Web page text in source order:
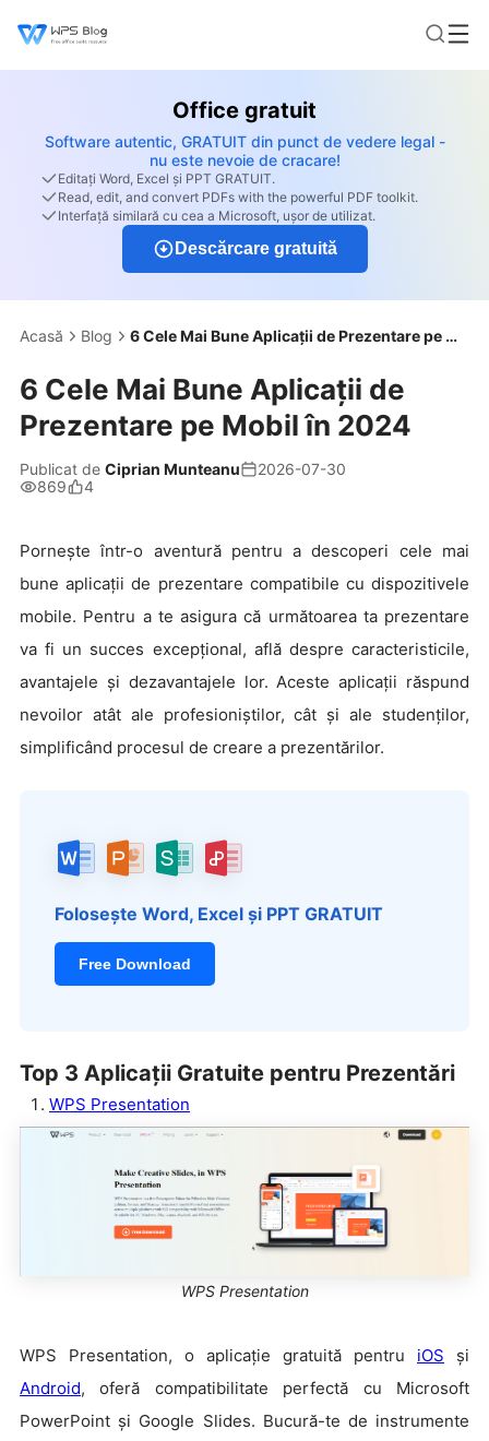
Office gratuit
Software autentic, GRATUIT din punct de vedere legal -
nu este nevoie de cracare!
Editați Word, Excel și PPT GRATUIT.
Read, edit, and convert PDFs with the powerful PDF toolkit.
Interfață similară cu cea a Microsoft, ușor de utilizat.
Descărcare gratuită
Acasă Blog 6 Cele Mai Bune Aplicații de Prezentare pe Mobil în 2024
6 Cele Mai Bune Aplicații de
Prezentare pe Mobil în 2024
Publicat de Ciprian Munteanu
2026-07-30
869
4
Pornește într-o aventură pentru a descoperi cele mai
bune aplicații de prezentare compatibile cu dispozitivele
mobile. Pentru a te asigura că următoarea ta prezentare
va fi un succes excepțional, află despre caracteristicile,
avantajele și dezavantajele lor. Aceste aplicații răspund
nevoilor atât ale profesioniștilor, cât și ale studenților,
simplificând procesul de creare a prezentărilor.
Folosește Word, Excel și PPT GRATUIT
Free Download
Top 3 Aplicații Gratuite pentru Prezentări
WPS Presentation
WPS Presentation
WPS Presentation, o aplicație gratuită pentru iOS și
Android, oferă compatibilitate perfectă cu Microsoft
PowerPoint și Google Slides. Bucură-te de instrumente